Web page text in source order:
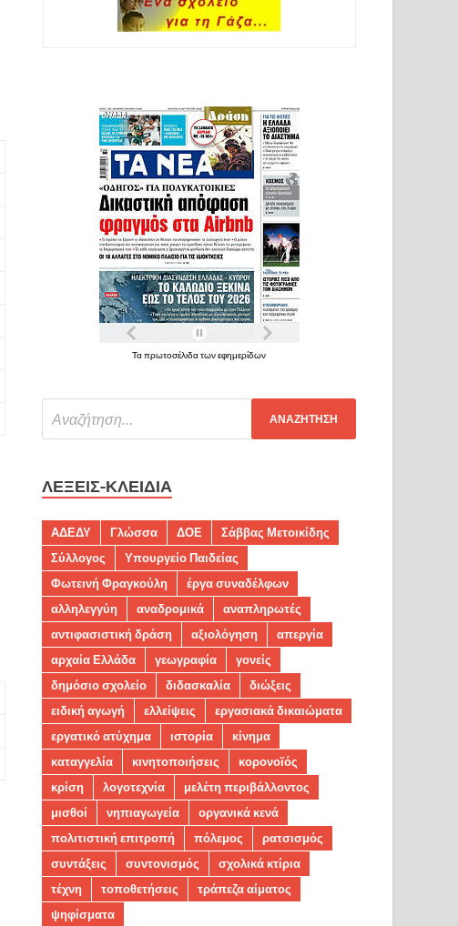
Τα πρωτοσέλιδα των εφημερίδων
ΛΈΞΕΙΣ-ΚΛΕΙΔΙΆ
ΑΔΕΔΥ Γλώσσα ΔΟΕ
Σάββας Μετοικίδης
Σύλλογος
Υπουργείο Παιδείας
Φωτεινή Φραγκούλη
έργα συναδέλφων
αλληλεγγύη
αναδρομικά
αναπληρωτές
αντιφασιστική δράση
αξιολόγηση
απεργία
αρχαία Ελλάδα
γεωγραφία
γονείς
δημόσιο σχολείο
διδασκαλία
διώξεις
ειδική αγωγή
ελλείψεις
εργασιακά δικαιώματα
εργατικό ατύχημα
ιστορία
κίνημα
καταγγελία
κινητοποιήσεις
κορονοϊός
κρίση
λογοτεχνία
μελέτη περιβάλλοντος
μισθοί
νηπιαγωγεία
οργανικά κενά
πολιτιστική επιτροπή
πόλεμος
ρατσισμός
συντάξεις
συντονισμός
σχολικά κτίρια
τέχνη
τοποθετήσεις
τράπεζα αίματος
ψηφίσματα